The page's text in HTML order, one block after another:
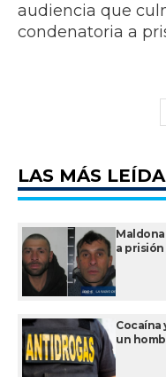
audiencia que
condenatoria a
LAS MÁS
a
Cocaína
un